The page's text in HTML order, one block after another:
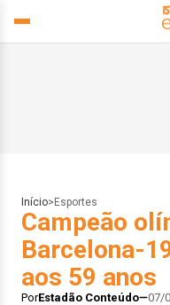
Início> Esportes
Campeão
Barcelona-
aos 59 anos
PorEstadão Conteúdo 07/